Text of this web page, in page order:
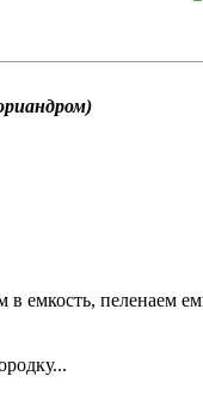
емкость, пеленаем